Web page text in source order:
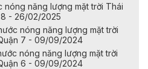
nóng năng lượng mặt trời Thái
8 - 26/02/2025
nóng năng lượng mặt trời
7 - 09/09/2024
nóng năng lượng mặt trời
6 - 09/09/2024